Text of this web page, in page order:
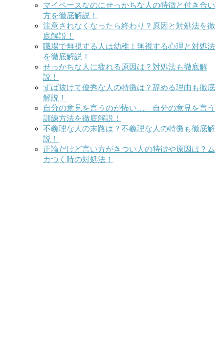
マイペースなのにせっかちな人の特徴と付き合い
方を徹底解説！
注意されなくなったら終わり？原因と対処法を徹
底解説！
職場で無視する人は幼稚！無視する心理と対処法
を徹底解説！
せっかちな人に疲れる原因は？対処法も徹底解
説！
ずば抜けて優秀な人の特徴は？辞める理由も徹底
解説！
自分の意見を言うのが怖い…。自分の意見を言う
訓練方法を徹底解説！
不義理な人の末路は？不義理な人の特徴も徹底解
説！
正論だけど言い方がきつい人の特徴や原因は？ム
カつく時の対処法！